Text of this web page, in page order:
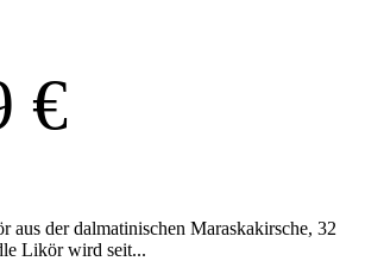
€
aus der dalmatinischen Maraskakirsche, 32
Likör wird seit...